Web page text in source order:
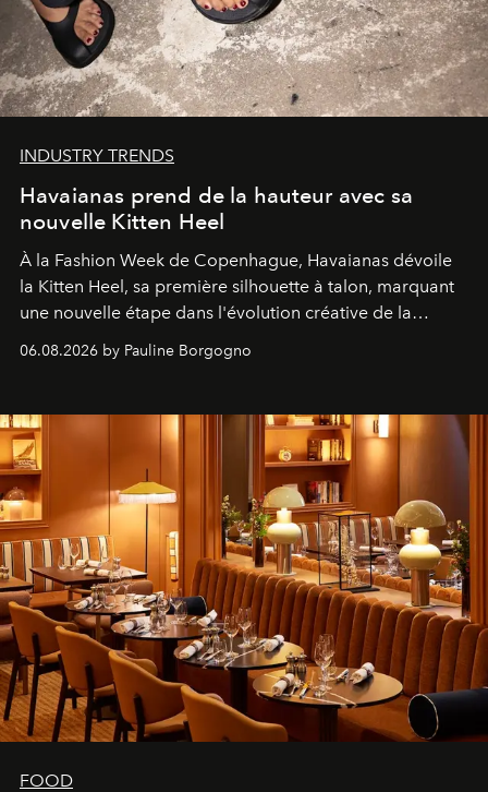
INDUSTRY TRENDS
Havaianas prend de la hauteur avec sa
nouvelle Kitten Heel
À la Fashion Week de Copenhague, Havaianas dévoile
la Kitten Heel, sa première silhouette à talon, marquant
une nouvelle étape dans l'évolution créative de la
06.08.2026 by Pauline Borgogno
FOOD